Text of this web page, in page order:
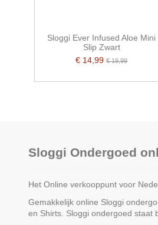
Sloggi Ever Infused Aloe Mini
Slip Zwart
€ 14,99€ 19,99
Sloggi Ondergoed
Het Online verkooppunt voor
Gemakkelijk online Sloggi
en Shirts. Sloggi ondergoed staat